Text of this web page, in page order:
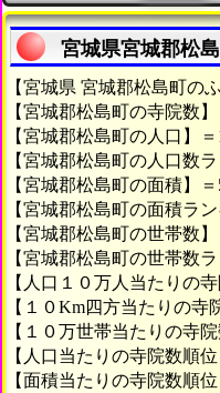
宮城県宮城郡松
【宮城県 宮城郡松島町の
【宮城郡松島町の寺院数
【宮城郡松島町の人口】＝
【宮城郡松島町の人口数
【宮城郡松島町の面積】
【宮城郡松島町の面積ラ
【宮城郡松島町の世帯数
【宮城郡松島町の世帯数
【人口１０万人当たりの
【１０Km四方当たりの寺
【１０万世帯当たりの寺
【人口当たりの寺院数順
【面積当たりの寺院数順